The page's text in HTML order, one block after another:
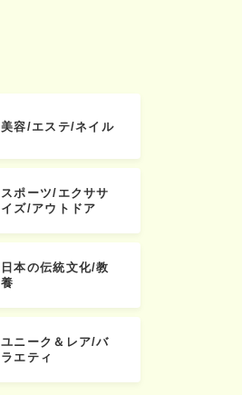
美容/エステ/ネイル
スポーツ/エクササ
イズ/アウトドア
日本の伝統文化/教
養
ユニーク＆レア/バ
ラエティ